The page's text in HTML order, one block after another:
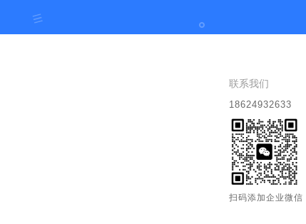
联系我们
18624932633
扫码添加企业微信